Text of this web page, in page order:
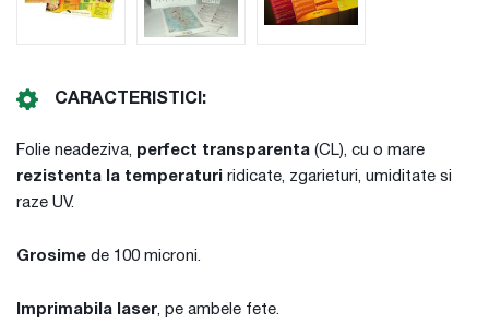
CARACTERISTICI:
Folie neadeziva, perfect transparenta (CL), cu o mare
rezistenta la temperaturi ridicate, zgarieturi, umiditate si
raze UV.
Grosime de 100 microni.
Imprimabila laser, pe ambele fete.